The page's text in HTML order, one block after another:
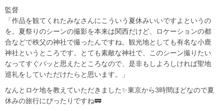
監督
「作品を観てくれたみなさんにこういう夏休みいいですよというの
を。夏祭りのシーンの撮影を本来は関西だけど、ロケーションの都
合などで秩父の神社で撮ったんですね。観光地としても有名な小鹿
神社というところです。とても素敵な神社で、このシーン撮りたい
なってすぐパッと思えたところなので、是非もしよろしければ聖地
巡礼をしていただけたらと思います。」
なんとロケ地を教えていただきました✨東京から3時間ほどなので夏
休みの旅行にぴったりですね🚃